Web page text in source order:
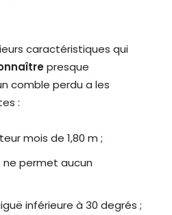
caractéristiques qui
presque
comble perdu a les
:
mois de 1,80 m ;
ne permet aucun
inférieure à 30 degrés ;